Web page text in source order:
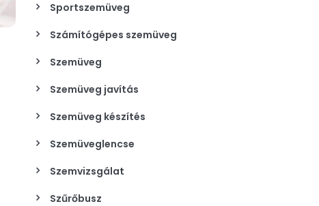
Sportszemüveg
Számítógépes szemüveg
Szemüveg
Szemüveg javítás
Szemüveg készítés
Szemüveglencse
Szemvizsgálat
Szűrőbusz